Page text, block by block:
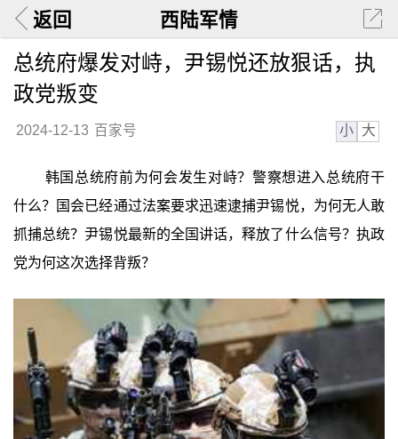
返回 西陆军情
总统府爆发对峙，尹锡悦还放狠话，执
政党叛变
2024-12-13 百家号 小 大
韩国总统府前为何会发生对峙？警察想进入总统府干
什么？国会已经通过法案要求迅速逮捕尹锡悦，为何无人敢
抓捕总统？尹锡悦最新的全国讲话，释放了什么信号？执政
党为何这次选择背叛？